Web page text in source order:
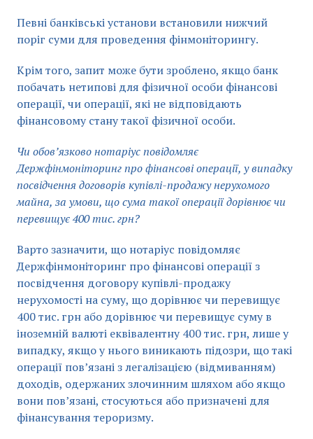
Певні банківські установи встановили нижчий
поріг суми для проведення фінмоніторингу.
Крім того, запит може бути зроблено, якщо банк
побачать нетипові для фізичної особи фінансові
операції, чи операції, які не відповідають
фінансовому стану такої фізичної особи.
Чи обов’язково нотаріус повідомляє
Держфінмоніторинг про фінансові операції, у випадку
посвідчення договорів купівлі-продажу нерухомого
майна, за умови, що сума такої операції дорівнює чи
перевищує 400 тис. грн?
Варто зазначити, що нотаріус повідомляє
Держфінмоніторинг про фінансові операції з
посвідчення договору купівлі-продажу
нерухомості на суму, що дорівнює чи перевищує
400 тис. грн або дорівнює чи перевищує суму в
іноземній валюті еквівалентну 400 тис. грн, лише у
випадку, якщо у нього виникають підозри, що такі
операції пов’язані з легалізацією (відмиванням)
доходів, одержаних злочинним шляхом або якщо
вони пов’язані, стосуються або призначені для
фінансування тероризму.